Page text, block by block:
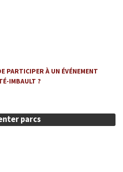
et Famille
et Culture
À UN ÉVÉNEMENT
IMBAULT ?
parcs